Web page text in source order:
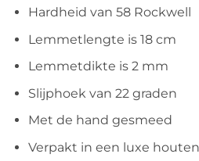
Hardheid van 58 Rockwell
Lemmetlengte is 18 cm
Lemmetdikte is 2 mm
Slijphoek van 22 graden
Met de hand gesmeed
Verpakt in een luxe